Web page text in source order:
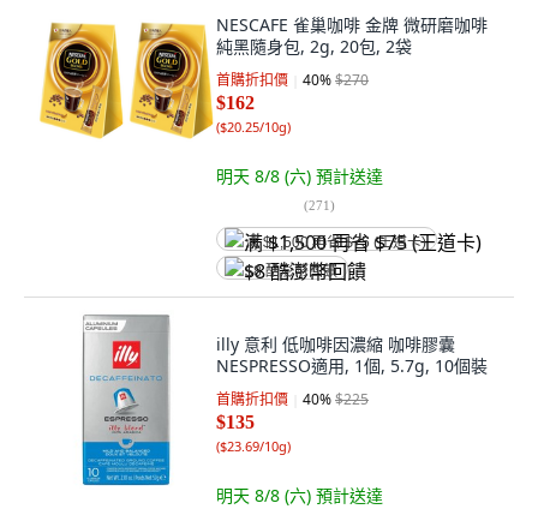
NESCAFE 雀巢咖啡 金牌 微研磨咖啡
純黑隨身包, 2g, 20包, 2袋
首購折扣價 40%$270
$162
($20.25/10g)
明天 8/8 (六) 預計送達
(271)
满 $1,500 再省 $75 (王道卡)
$8 酷澎幣回饋
illy 意利 低咖啡因濃縮 咖啡膠囊
NESPRESSO適用, 1個, 5.7g, 10個裝
首購折扣價 40%$225
$135
($23.69/10g)
明天 8/8 (六) 預計送達